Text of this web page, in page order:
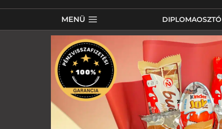
MENÜ DIPLOMAOSZTÓ